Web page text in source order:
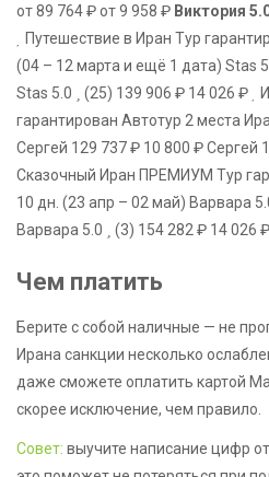
от 89 764 ₽от 9 958 ₽ Виктория
Путешествие в Иран Тур
(04 – 12 марта и ещё 1 дата) Stas
Stas 5.0
(25) 139 906 ₽ 14 026 ₽
гарантирован Автотур 2 места
Сергей 129 737 ₽ 10 800 ₽Сергей
Сказочный Иран ПРЕМИУМ Тур
10 дн. (23 апр – 02 май) Варвара
Варвара 5.0
(3) 154 282 ₽ 14 026 ₽
Чем платить
Берите с собой наличные — не
Ирана санкции несколько
даже сможете оплатить картой
скорее исключение, чем правило.
Совет: выучите написание цифр